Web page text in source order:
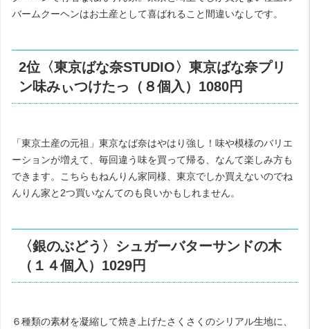
バームクーヘンはお土産として喜ばれること間違いなしです。
2位〈東京ばな奈STUDIO〉東京ばな奈プリ
ン味みぃつけたっ（８個入）1080円
「東京土産の元祖」東京なば奈はやはり強し！味や模様のバリエ
ーションが増えて、毎回違う味を買って帰る、なんて楽しみ方も
できます。こちらもねんりん家同様、東京でしか買えないのでね
んりん家と2つ買いなんてのも良いかもしれません。
〈銀のぶどう〉シュガーバターサンドの木
（１４個入）1029円
６種類の素材を凝縮して焼き上げたさくさくのシリアル生地に、